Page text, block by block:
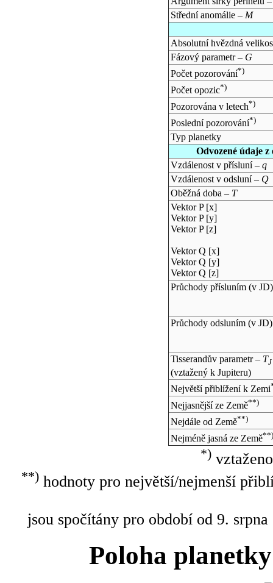
Střední anomálie – M
Absolutní hvězdná
Fázový parametr – G
Počet pozorování*)
Počet opozic*)
Pozorována v letech*)
Poslední pozorování*)
Typ planetky
Odvozené údaje
Vzdálenost v přísluní – q
Vzdálenost v odsluní – Q
Oběžná doba – T
Vektor P [x]
Vektor P [y]
Vektor P [z]
Vektor Q [x]
Vektor Q [y]
Vektor Q [z]
Průchody přísluním (v JD)
Průchody odsluním (v JD)
Tisserandův parametr – TJ
(vztažený k Jupiteru)
Největší přiblížení k Zemi
Nejjasnější ze Země**)
Nejdále od Země**)
Nejméně jasná ze Země**)
*)
**)hodnoty pro největší/nejmenší
jsou spočítány pro období od 9.
Poloha